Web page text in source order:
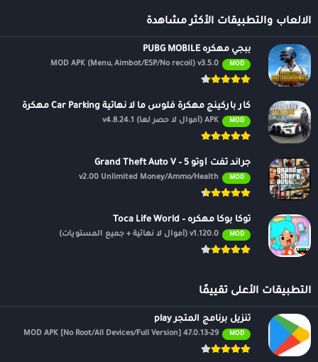
الالعاب والتطبيقات الأكثر مشاهدة
ببجي مهكره PUBG MOBILE
MOD
MOD APK (Menu, Aimbot/ESP/No recoil) v3.5.0
كار باركينج مهكرة فلوس ما لا نهائية Car Parking مهكرة
MOD APK (أموال لا حصر لها) v4.8.24.1
جراند ثفت أوتو 5 – Grand Theft Auto V
MOD
v2.00 Unlimited Money/Ammo/Health
توكا بوكا مهكره – Toca Life World
MOD v1.120.0 (أموال لا نهائية + جميع المستويات)
التطبيقات الأعلى تقييمًا
تنزيل برنامج المتجر play
MOD
47.0.13-29 MOD APK [No Root/All Devices/Full Version]